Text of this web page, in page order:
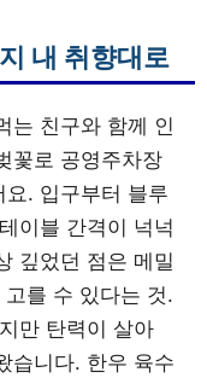
내 취향대로
는 친구와 함께 인
꽃로 공영주차장
. 입구부터 블루
이블 간격이 넉넉
깊었던 점은 메밀
를 수 있다는 것.
만 탄력이 살아
습니다. 한우 육수